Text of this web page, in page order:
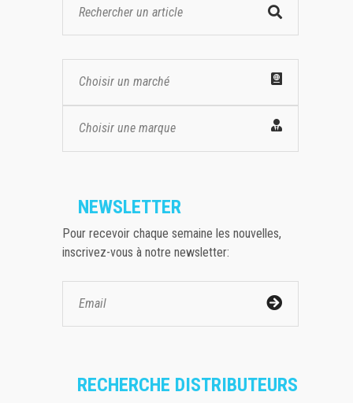
Choisir un marché
Choisir une marque
NEWSLETTER
Pour recevoir chaque semaine les nouvelles,
inscrivez-vous à notre newsletter:
RECHERCHE DISTRIBUTEURS